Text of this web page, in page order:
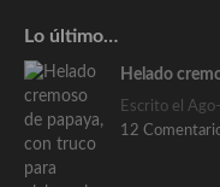
Lo último…
Helado
Escrito el
12